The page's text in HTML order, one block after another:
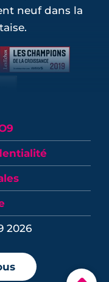
neuf dans la
2026